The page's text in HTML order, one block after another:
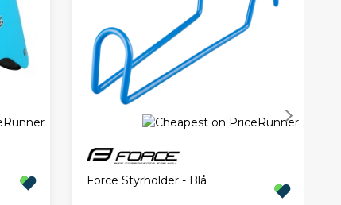
Force Styrholder - Blå